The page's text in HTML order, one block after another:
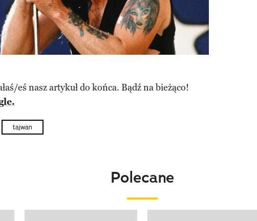
eś nasz artykuł do końca. Bądź na bieżąco!
tajwan
Polecane